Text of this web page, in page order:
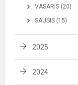
VASARIS (20)
SAUSIS (15)
2025
2024